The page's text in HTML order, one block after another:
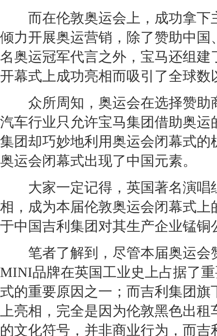
而在伦敦奥运会上，成功拿下
倾力开展奥运营销 ，除了赞助中
名奥运冠军代言之外， 宝马还组建
开幕式上成功亮相而吸引了全球
众所周知，奥运会在选择赞助
汽车行业只允许宝马集团借助奥运
集团却巧妙地利用奥运会闭幕式
奥运会闭幕式出现了中国元素。
大家一定记得，英国著名演唱
相，成为本届伦敦奥运会闭幕式
于中国吉利 集团对其生产企业锰铜
笔者了解到，尽管本届奥运会
MINI品牌在英国工业史上占据了
式的重要原因之一；而吉利 集团旗
上亮相，完全是因为伦敦黑色出
的文化符号，并非商业行为，而吉